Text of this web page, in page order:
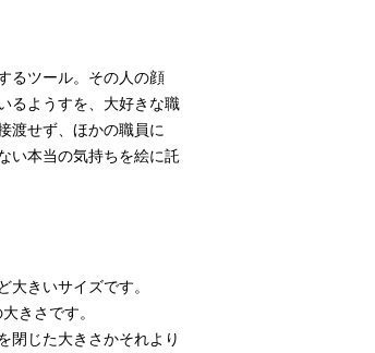
るツール。その人の顔
るようすを、大好きな職
渡せず、ほかの職員に
い本当の気持ちを絵に託
大きいサイズです。
きさです。
閉じた大きさかそれより